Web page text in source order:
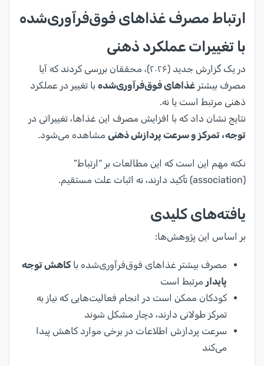
ارتباط مصرف غذاهای فوق‌فرآوری‌شده
با تغییرات عملکرد ذهنی
در یک گزارش جدید (۲۰۲۶)، محققان بررسی کردند که آیا
مصرف بیشتر غذاهای فوق‌فرآوری‌شده با تغییر در عملکرد
ذهنی مرتبط است یا نه.
نتایج نشان داد که با افزایش مصرف این غذاها، تغییراتی در
توجه، تمرکز و سرعت پردازش ذهنی مشاهده می‌شود.
نکته مهم این است که این مطالعات بر “ارتباط”
(association) تأکید دارند، نه اثبات علت مستقیم.
یافته‌های کلیدی
بر اساس این پژوهش‌ها:
مصرف بیشتر غذاهای فوق‌فرآوری‌شده با کاهش توجه
پایدار مرتبط است
کودکان ممکن است در انجام فعالیت‌هایی که نیاز به
تمرکز طولانی دارند، دچار مشکل شوند
سرعت پردازش اطلاعات در برخی موارد کاهش پیدا
می‌کند